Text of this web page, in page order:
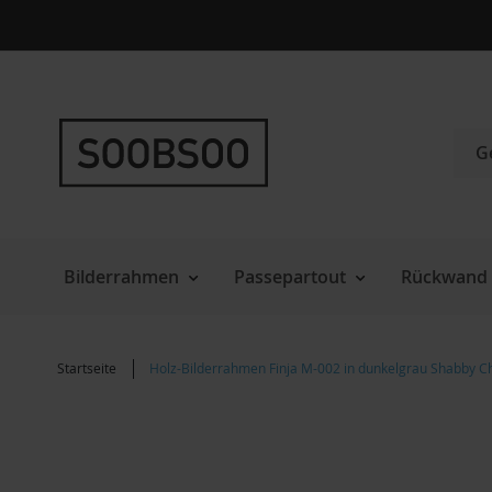
zum
Bilderrahmen Passepartout
Startseite Holz-Bilderrahmen Finja M-002 in dunkelgrau Shabby